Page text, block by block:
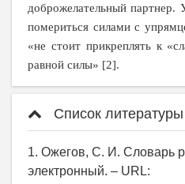
доброжелательный партнер.
помериться силами с
«не стоит прикреплять к
равной силы» [2].
Список литературы
1. Ожегов, С. И. Словарь
электронный. – URL: